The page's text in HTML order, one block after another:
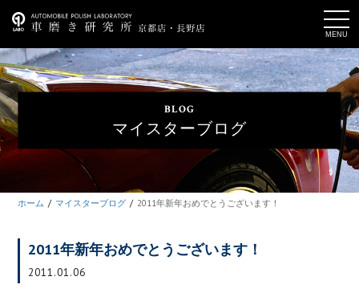
t
o
g
g
l
e
n
a
a
t
i
o
n
BLOG
マイスターブログ
ホーム マイスターブログ 2011年新年おめでとうございます！
2011年新年おめでとうございます！
2011.01.06